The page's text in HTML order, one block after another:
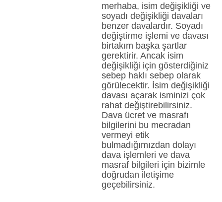
merhaba, isim değişikliği ve
soyadı değişikliği davaları
benzer davalardır. Soyadı
değiştirme işlemi ve davası
birtakım başka şartlar
gerektirir. Ancak isim
değişikliği için gösterdiğiniz
sebep haklı sebep olarak
görülecektir. İsim değişikliği
davası açarak isminizi çok
rahat değiştirebilirsiniz.
Dava ücret ve masrafı
bilgilerini bu mecradan
vermeyi etik
bulmadığımızdan dolayı
dava işlemleri ve dava
masraf bilgileri için bizimle
doğrudan iletişime
geçebilirsiniz.